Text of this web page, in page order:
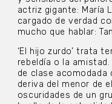
actriz gigante: María
cargado de verdad
mucho que hablar:
‘El hijo zurdo’ trata
rebeldía o la
de clase acomodada
deriva del menor de
oscuridades de un